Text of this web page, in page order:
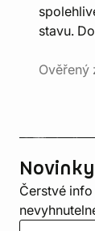
stavu.
Ověřený
Čerstvé